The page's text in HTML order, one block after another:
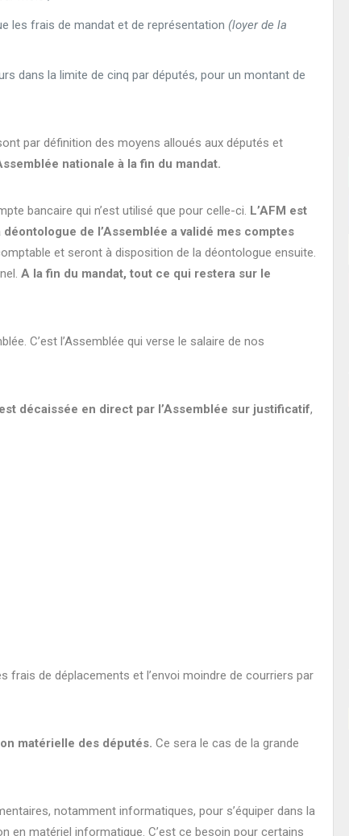
les frais de mandat et de représentation (loyer de la
dans la limite de cinq par députés, pour un montant de
par définition des moyens alloués aux députés et
nationale à la fin du mandat.
bancaire qui n’est utilisé que pour celle-ci. L’AFM est
déontologue de l’Assemblée a validé mes comptes
et seront à disposition de la déontologue ensuite.
A la fin du mandat, tout ce qui restera sur le
C’est l’Assemblée qui verse le salaire de nos
est décaissée en direct par l’Assemblée sur justificatif,
frais de déplacements et l’envoi moindre de courriers par
matérielle des députés. Ce sera le cas de la grande
notamment informatiques, pour s’équiper dans la
en matériel informatique. C’est ce besoin pour certains